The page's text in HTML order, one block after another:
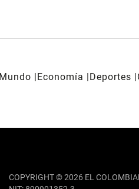
Mundo Economía Deportes
COPYRIGHT © 2026 EL